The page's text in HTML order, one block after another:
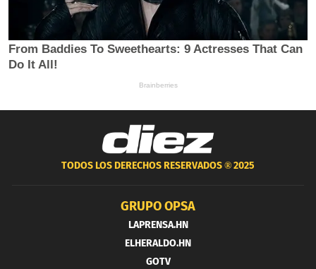
TODOS LOS DERECHOS RESERVADOS ®2025
GRUPO OPSA
LAPRENSA.HN
ELHERALDO.HN
GOTV